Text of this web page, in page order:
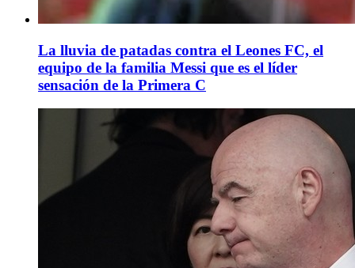
La lluvia de patadas contra el Leones FC, el
equipo de la familia Messi que es el líder
sensación de la Primera C